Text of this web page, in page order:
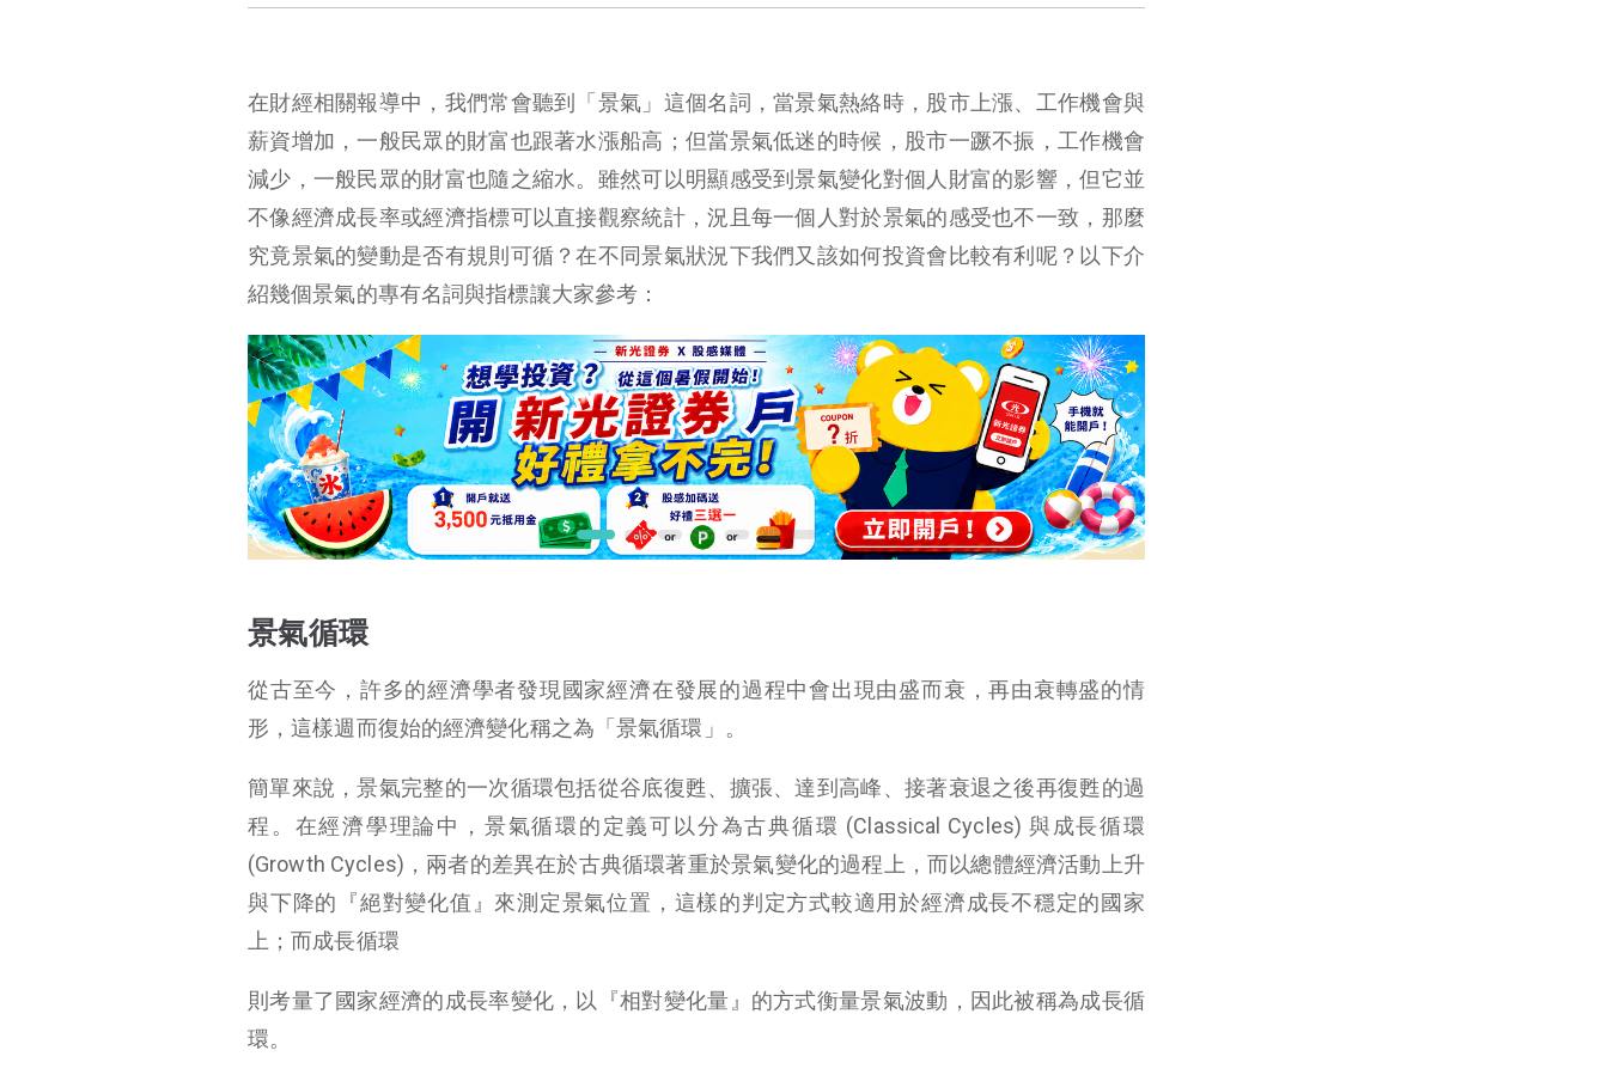
在財經相關報導中，我們常會聽到「景氣」這個名詞，當景氣熱絡時，股市上漲、工作機會與
薪資增加，一般民眾的財富也跟著水漲船高；但當景氣低迷的時候，股市一蹶不振，工作機會
減少，一般民眾的財富也隨之縮水。雖然可以明顯感受到景氣變化對個人財富的影響，但它並
不像經濟成長率或經濟指標可以直接觀察統計，況且每一個人對於景氣的感受也不一致，那麼
究竟景氣的變動是否有規則可循？在不同景氣狀況下我們又該如何投資會比較有利呢？以下介
紹幾個景氣的專有名詞與指標讓大家參考：
景氣循環
從古至今，許多的經濟學者發現國家經濟在發展的過程中會出現由盛而衰，再由衰轉盛的情
形，這樣週而復始的經濟變化稱之為「景氣循環」。
簡單來說，景氣完整的一次循環包括從谷底復甦、擴張、達到高峰、接著衰退之後再復甦的過
程。在經濟學理論中，景氣循環的定義可以分為古典循環 (Classical Cycles) 與成長循環
(Growth Cycles)，兩者的差異在於古典循環著重於景氣變化的過程上，而以總體經濟活動上升
與下降的『絕對變化值』來測定景氣位置，這樣的判定方式較適用於經濟成長不穩定的國家
上；而成長循環
則考量了國家經濟的成長率變化，以『相對變化量』的方式衡量景氣波動，因此被稱為成長循
環。